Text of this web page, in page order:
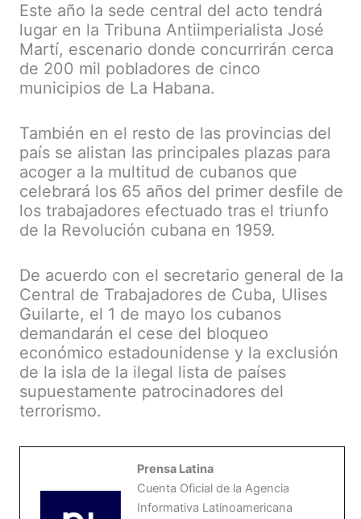
Este año la sede central del acto tendrá
lugar en la Tribuna Antiimperialista José
Martí, escenario donde concurrirán cerca
de 200 mil pobladores de cinco
municipios de La Habana.
También en el resto de las provincias del
país se alistan las principales plazas para
acoger a la multitud de cubanos que
celebrará los 65 años del primer desfile de
los trabajadores efectuado tras el triunfo
de la Revolución cubana en 1959.
De acuerdo con el secretario general de la
Central de Trabajadores de Cuba, Ulises
Guilarte, el 1 de mayo los cubanos
demandarán el cese del bloqueo
económico estadounidense y la exclusión
de la isla de la ilegal lista de países
supuestamente patrocinadores del
terrorismo.
Prensa Latina
Cuenta Oficial de la Agencia
Informativa Latinoamericana